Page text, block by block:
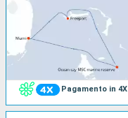
Pagamento in 4X